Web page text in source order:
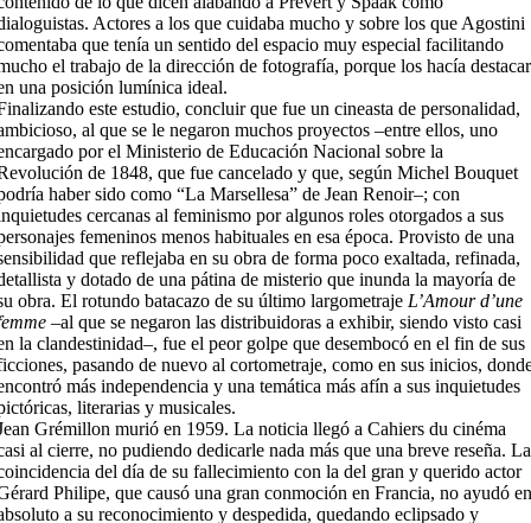
Actores a los que cuidaba mucho y sobre los que Agostini
que tenía un sentido del espacio muy especial facilitando
el trabajo de la dirección de fotografía, porque los hacía destacar
una posición lumínica ideal.
este estudio, concluir que fue un cineasta de personalidad,
al que se le negaron muchos proyectos –entre ellos, uno
por el Ministerio de Educación Nacional sobre la
de 1848, que fue cancelado y que, según Michel Bouquet
haber sido como “La Marsellesa” de Jean Renoir–; con
cercanas al feminismo por algunos roles otorgados a sus
femeninos menos habituales en esa época. Provisto de una
que reflejaba en su obra de forma poco exaltada, refinada,
y dotado de una pátina de misterio que inunda la mayoría de
obra. El rotundo batacazo de su último largometraje L’Amour d’une
–al que se negaron las distribuidoras a exhibir, siendo visto casi
la clandestinidad–, fue el peor golpe que desembocó en el fin de sus
pasando de nuevo al cortometraje, como en sus inicios,
más independencia y una temática más afín a sus inquietudes
literarias y musicales.
Grémillon murió en 1959. La noticia llegó a Cahiers du cinéma
al cierre, no pudiendo dedicarle nada más que una breve reseña. La
del día de su fallecimiento con la del gran y querido actor
Philipe, que causó una gran conmoción en Francia, no ayudó
a su reconocimiento y despedida, quedando eclipsado y